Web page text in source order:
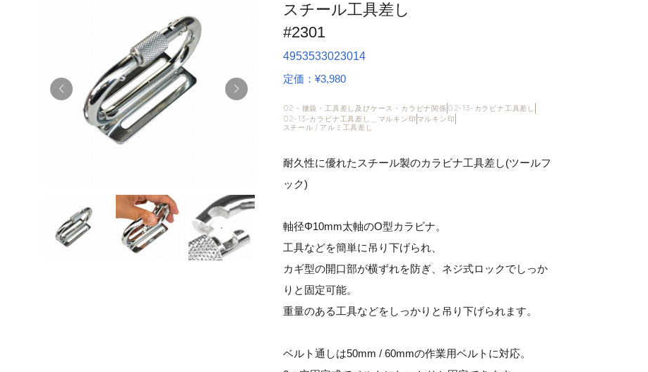
スチール工具差し
#2301
4953533023014
定価：¥3,980
02 – 腰袋・工具差し及びケース・カラビナ関係 02-13-カラビナ工具差し
02-13-カラビナ工具差し＿マルキン印 マルキン印
スチール / アルミ工具差し
耐久性に優れたスチール製のカラビナ工具差し(ツールフ
ック)
軸径Φ10mm太軸のO型カラビナ。
工具などを簡単に吊り下げられ、
カギ型の開口部が横ずれを防ぎ、ネジ式ロックでしっか
りと固定可能。
重量のある工具などをしっかりと吊り下げられます。
ベルト通しは50mm / 60mmの作業用ベルトに対応。